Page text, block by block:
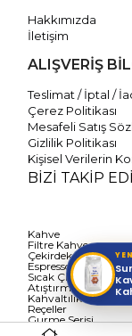
Hakkımızda
İletişim
ALIŞVERİŞ
Teslimat / İptal /
Çerez Politikası
Mesafeli Satış
Gizlilik Politikası
Kişisel Verilerin
BİZİ TAKİP
Kahve
Filtre Kahve
Çekirdek Kahve
Espresso Kahve
Sıcak Çikolata &
Atıştırmalık
Kahvaltılık Sos
Reçeller
Gurme Serisi
Şeker İlavesiz Seri